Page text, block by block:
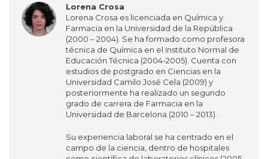
Lorena Crosa
Lorena Crosa es licenciada en Química y
Farmacia en la Universidad de la República
(2000 – 2004). Se ha formado como profesora
técnica de Química en el Instituto Normal de
Educación Técnica (2004-2005). Cuenta con
estudios de postgrado en Ciencias en la
Universidad Camilo José Cela (2009) y
posteriormente ha realizado un segundo
grado de carrera de Farmacia en la
Universidad de Barcelona (2010 – 2013).
Su experiencia laboral se ha centrado en el
campo de la ciencia, dentro de hospitales